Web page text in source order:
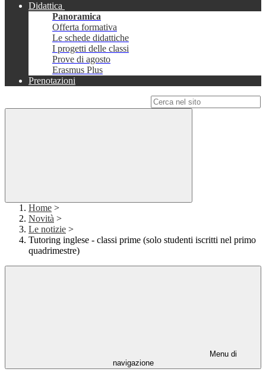
Didattica
Panoramica
Offerta formativa
Le schede didattiche
I progetti delle classi
Prove di agosto
Erasmus Plus
Prenotazioni
Home >
Novità >
Le notizie >
Tutoring inglese - classi prime (solo studenti iscritti nel primo
quadrimestre)
Menu di
navigazione